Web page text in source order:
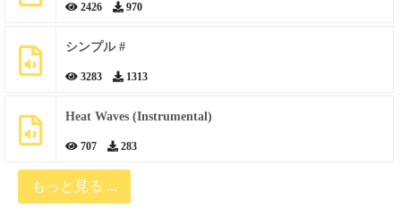
2426 970
シンプル #
3283 1313
Heat Waves (Instrumental)
707 283
もっと見る ...